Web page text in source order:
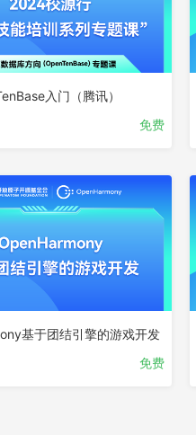
入门（腾讯）
免费
基于团结引擎的游戏开发
免费